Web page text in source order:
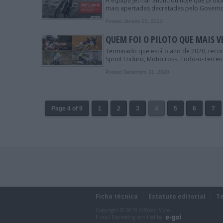
mais apertadas decretadas pelo
Posted Janeiro 20, 2021
QUEM FOI O PILOTO QUE MAIS
Terminado que está o ano de 2020,
Sprint Enduro, Motocross, Todo-o-
Posted Dezembro 31, 2020
Page 4 of 9 1 2 3 4 5 6 7
Ficha técnica Estatuto editorial